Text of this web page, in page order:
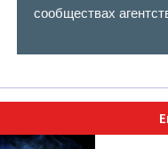
сообществах